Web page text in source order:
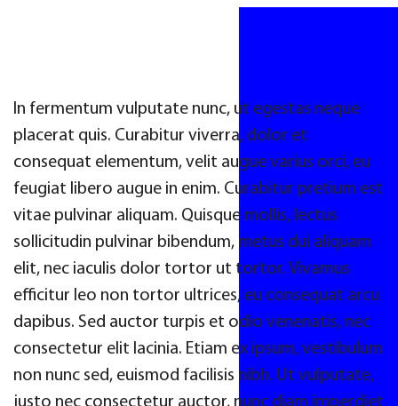
In fermentum vulputate nunc, ut egestas neque
placerat quis. Curabitur viverra, dolor et
consequat elementum, velit augue varius orci, eu
feugiat libero augue in enim. Curabitur pretium est
vitae pulvinar aliquam. Quisque mollis, lectus
sollicitudin pulvinar bibendum, metus dui aliquam
elit, nec iaculis dolor tortor ut tortor. Vivamus
efficitur leo non tortor ultrices, eu consequat arcu
dapibus. Sed auctor turpis et odio venenatis, nec
consectetur elit lacinia. Etiam ex ipsum, vestibulum
non nunc sed, euismod facilisis nibh. Ut vulputate,
justo nec consectetur auctor, nunc diam imperdiet